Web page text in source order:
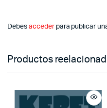
Debes accederpara publicar
Productos